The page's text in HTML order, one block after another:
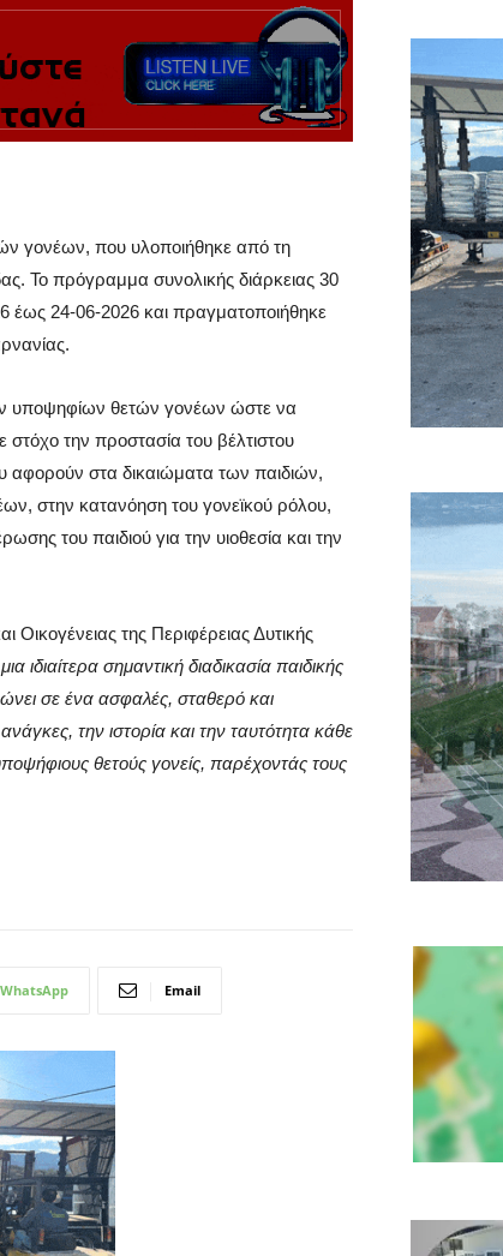
γονέων, που υλοποιήθηκε από τη
Το πρόγραμμα συνολικής διάρκειας 30
έως 24-06-2026 και πραγματοποιήθηκε
υποψηφίων θετών γονέων ώστε να
την προστασία του βέλτιστου
αφορούν στα δικαιώματα των παιδιών,
στην κατανόηση του γονεϊκού ρόλου,
του παιδιού για την υιοθεσία και την
Οικογένειας της Περιφέρειας Δυτικής
ιδιαίτερα σημαντική διαδικασία παιδικής
σε ένα ασφαλές, σταθερό και
την ιστορία και την ταυτότητα κάθε
θετούς γονείς, παρέχοντάς τους
WhatsApp Email